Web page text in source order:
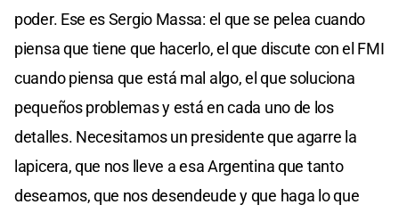
poder. Ese es Sergio Massa: el que se pelea cuando
piensa que tiene que hacerlo, el que discute con el FMI
cuando piensa que está mal algo, el que soluciona
pequeños problemas y está en cada uno de los
detalles. Necesitamos un presidente que agarre la
lapicera, que nos lleve a esa Argentina que tanto
deseamos, que nos desendeude y que haga lo que